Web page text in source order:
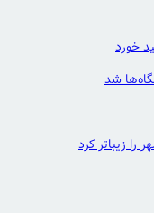
خورد
شد
زیباتر کرد